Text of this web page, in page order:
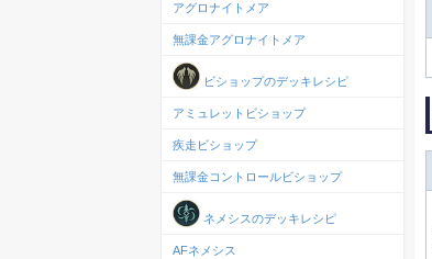
アグロナイトメア
無課金アグロナイトメア
ビショップのデッキレシピ
アミュレットビショップ
疾走ビショップ
無課金コントロールビショップ
ネメシスのデッキレシピ
AFネメシス